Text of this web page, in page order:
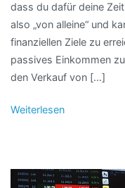
dass du dafür deine
also „von alleine“ und
finanziellen Ziele zu
passives Einkommen
den Verkauf von […]
Weiterlesen